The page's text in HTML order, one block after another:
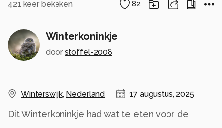
421 keer bekeken 82
Winterkoninkje
door stoffel-2008
Winterswijk, Nederland 17 augustus, 2025
Dit Winterkoninkje had wat te eten voor de